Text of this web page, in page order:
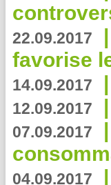
22.09.2017 |
favorise
14.09.2017 |
12.09.2017 |
07.09.2017 |
04.09.2017 |